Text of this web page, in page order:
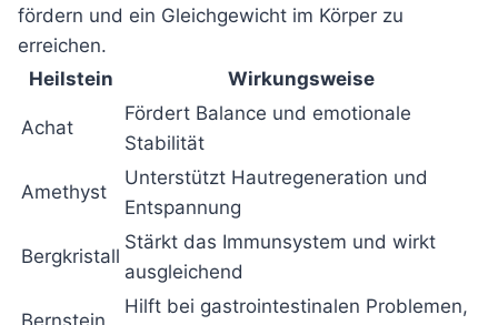
fördern und ein Gleichgewicht im Körper zu
erreichen.
Heilstein
Wirkungsweise
Achat
Fördert Balance und emotionale
Stabilität
Amethyst
Unterstützt Hautregeneration und
Entspannung
Bergkristall
Stärkt das Immunsystem und wirkt
ausgleichend
Bernstein
Hilft bei gastrointestinalen Problemen,